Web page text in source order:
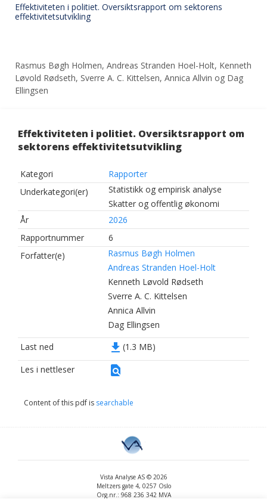
Effektiviteten i politiet. Oversiktsrapport om sektorens
effektivitetsutvikling
Rasmus Bøgh Holmen, Andreas Stranden Hoel-Holt, Kenneth
Løvold Rødseth, Sverre A. C. Kittelsen, Annica Allvin og Dag
Ellingsen
Effektiviteten i politiet. Oversiktsrapport om
sektorens effektivitetsutvikling
Kategori
Rapporter
Underkategori(er)
Statistikk og empirisk analyse
Skatter og offentlig økonomi
År
2026
Rapportnummer
6
Forfatter(e)
Rasmus Bøgh Holmen
Andreas Stranden Hoel-Holt
Kenneth Løvold Rødseth
Sverre A. C. Kittelsen
Annica Allvin
Dag Ellingsen
Last ned
file_download (1.3 MB)
Les i nettleser
find_in_page
Content of this pdf is searchable
Vista Analyse AS © 2026
Meltzers gate 4, 0257 Oslo
Org.nr.: 968 236 342 MVA